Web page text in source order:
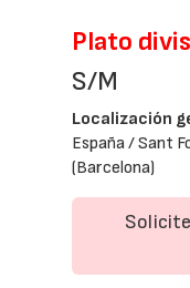
Plato
S/M
Localización
España / Sant
(Barcelona)